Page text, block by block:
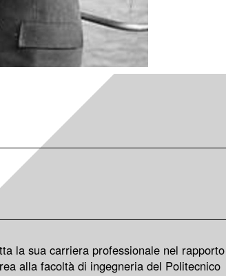
la sua carriera professionale nel rapporto
alla facoltà di ingegneria del Politecnico